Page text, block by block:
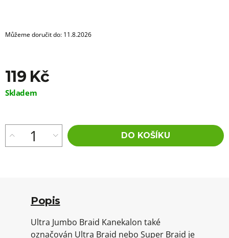
Můžeme doručit do: 11.8.2026
119 Kč
Měrná
Skladem
DO KOŠÍKU
Popis
Ultra Jumbo Braid Kanekalon také
označován Ultra Braid nebo Super Braid je